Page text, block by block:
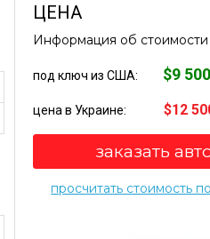
ЦЕНА
Информация об стоимости
под ключ из США: $9
цена в Украине: $12
заказать
просчитать стоимость